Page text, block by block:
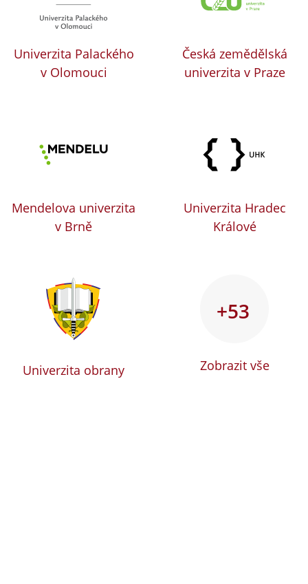
Univerzita Palackého
v Olomouci
Česká zemědělská
univerzita v Praze
Mendelova univerzita
v Brně
Univerzita Hradec
Králové
Univerzita obrany
+53
Zobrazit vše